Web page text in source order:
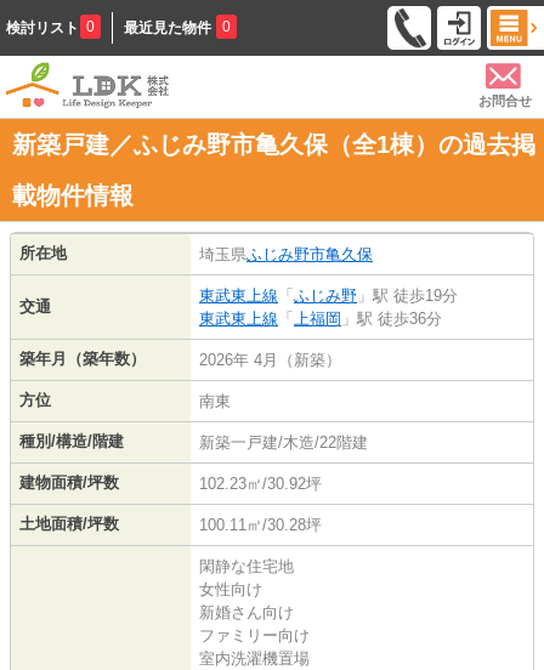
検討リスト 0 最近見た物件 0
お問合せ
新築戸建／ふじみ野市亀久保（全1棟）の過去掲
載物件情報
所在地 埼玉県ふじみ野市亀久保
交通
東武東上線 「 ふじみ野 」駅 徒歩19分
東武東上線 「 上福岡 」駅 徒歩36分
築年月（築年数） 2026年 4月（新築）
方位 南東
種別/構造/階建 新築一戸建/木造/22階建
建物面積/坪数 102.23㎡/30.92坪
土地面積/坪数 100.11㎡/30.28坪
閑静な住宅地
女性向け
新婚さん向け
ファミリー向け
室内洗濯機置場